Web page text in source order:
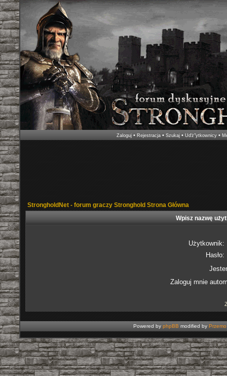
Zaloguj • Rejestracja • Szukaj • Uďż˝ytkownicy •
StrongholdNet - forum graczy Stronghold Strona Główna
Wpisz nazwę
Użytkownik:
Hasło:
Zaloguj mnie
Powered by phpBB modified by Przemo